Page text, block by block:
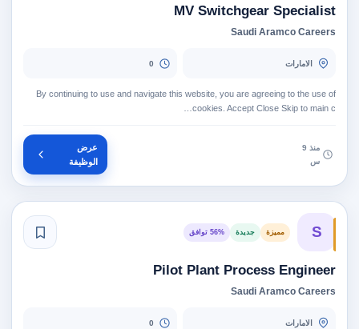
MV Switchgear Specialist
Saudi Aramco Careers
الامارات 0
By continuing to use and navigate this website, you are agreeing to the use of
cookies. Accept Close Skip to main c…
منذ 9
س
عرض
الوظيفة
S مميزة جديدة 56% توافق
Pilot Plant Process Engineer
Saudi Aramco Careers
الامارات 0